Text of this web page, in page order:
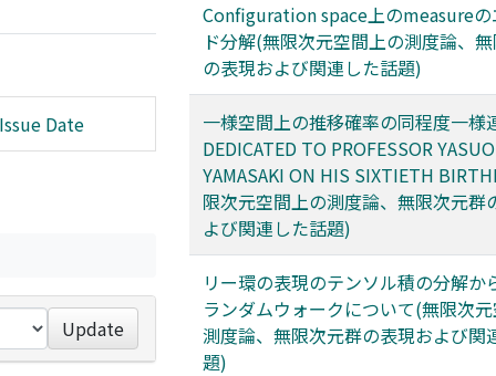
Date
Update
Configuration space上のmeasureの
ド分解(無限次元空間上の測度論、
の表現および関連した話題)
一様空間上の推移確率の同程度一様
DEDICATED TO PROFESSOR YASUO
YAMASAKI ON HIS SIXTIETH
限次元空間上の測度論、無限次元群
よび関連した話題)
リー環の表現のテンソル積の分解か
ランダムウォークについて(無限次
測度論、無限次元群の表現および関
題)